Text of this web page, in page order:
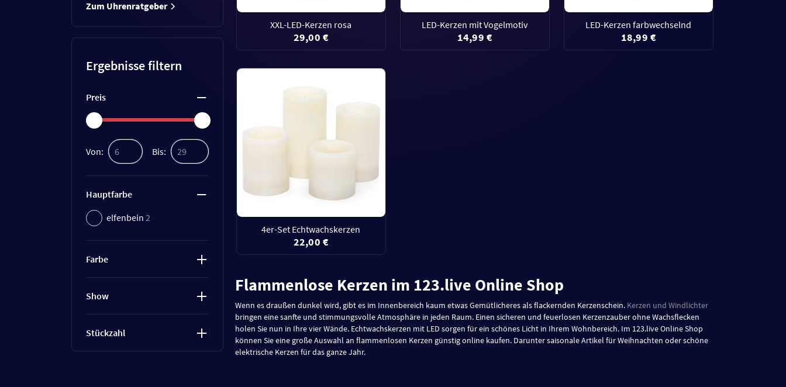
Zum Uhrenratgeber
Ergebnisse filtern
Preis
Von: Bis:
Hauptfarbe
elfenbein 2
Farbe
Show
Stückzahl
XXL-LED-Kerzen rosa
29,00 €
LED-Kerzen mit Vogelmotiv
14,99 €
LED-Kerzen farbwechselnd
18,99 €
4er-Set Echtwachskerzen
22,00 €
Flammenlose Kerzen im 123.live Online Shop
Wenn es draußen dunkel wird, gibt es im Innenbereich kaum etwas Gemütlicheres als flackernden Kerzenschein. Kerzen und Windlichter
bringen eine sanfte und stimmungsvolle Atmosphäre in jeden Raum. Einen sicheren und feuerlosen Kerzenzauber ohne Wachsflecken
holen Sie nun in Ihre vier Wände. Echtwachskerzen mit LED sorgen für ein schönes Licht in Ihrem Wohnbereich. Im 123.live Online Shop
können Sie eine große Auswahl an flammenlosen Kerzen günstig online kaufen. Darunter saisonale Artikel für Weihnachten oder schöne
elektrische Kerzen für das ganze Jahr.